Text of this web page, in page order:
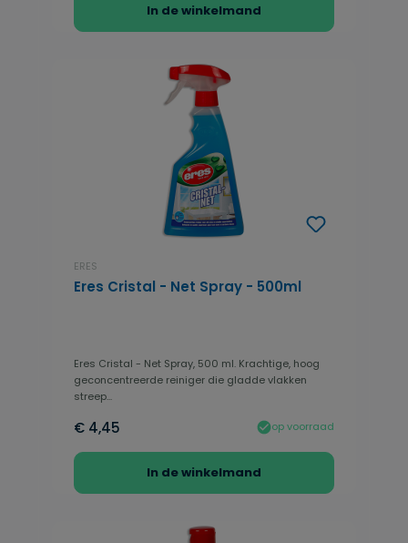
In de winkelmand
ERES
Eres Cristal - Net Spray - 500ml
Eres Cristal - Net Spray, 500 ml. Krachtige, hoog
geconcentreerde reiniger die gladde vlakken
streep...
€ 4,45 op voorraad
In de winkelmand